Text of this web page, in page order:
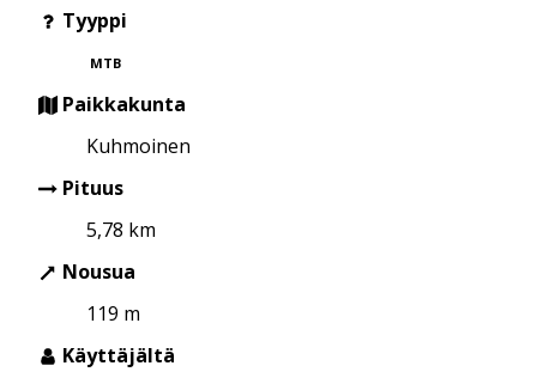
Tyyppi
MTB
Paikkakunta
Kuhmoinen
Pituus
5,78 km
Nousua
119 m
Käyttäjältä